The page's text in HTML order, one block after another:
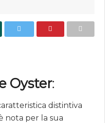
Oyster:
distintiva
nota per la sua